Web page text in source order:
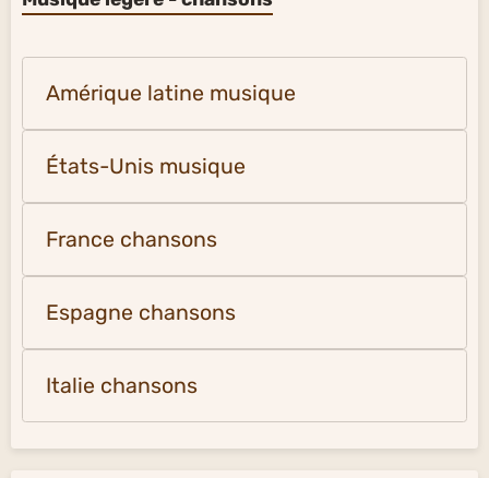
Amérique latine musique
États-Unis musique
France chansons
Espagne chansons
Italie chansons